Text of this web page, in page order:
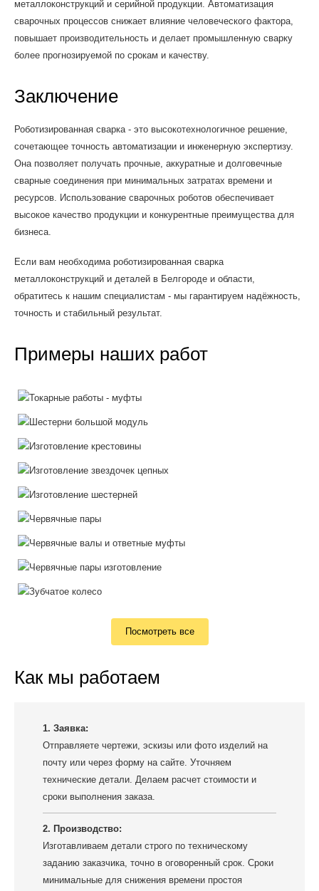
металлоконструкций и серийной продукции. Автоматизация
сварочных процессов снижает влияние человеческого фактора,
повышает производительность и делает промышленную сварку
более прогнозируемой по срокам и качеству.
Заключение
Роботизированная сварка - это высокотехнологичное решение,
сочетающее точность автоматизации и инженерную экспертизу.
Она позволяет получать прочные, аккуратные и долговечные
сварные соединения при минимальных затратах времени и
ресурсов. Использование сварочных роботов обеспечивает
высокое качество продукции и конкурентные преимущества для
бизнеса.
Если вам необходима роботизированная сварка
металлоконструкций и деталей в Белгороде и области,
обратитесь к нашим специалистам - мы гарантируем надёжность,
точность и стабильный результат.
Примеры наших работ
Посмотреть все
Как мы работаем
1. Заявка:
Отправляете чертежи, эскизы или фото изделий на
почту или через форму на сайте. Уточняем
технические детали. Делаем расчет стоимости и
сроки выполнения заказа.
2. Производство:
Изготавливаем детали строго по техническому
заданию заказчика, точно в оговоренный срок. Сроки
минимальные для снижения времени простоя